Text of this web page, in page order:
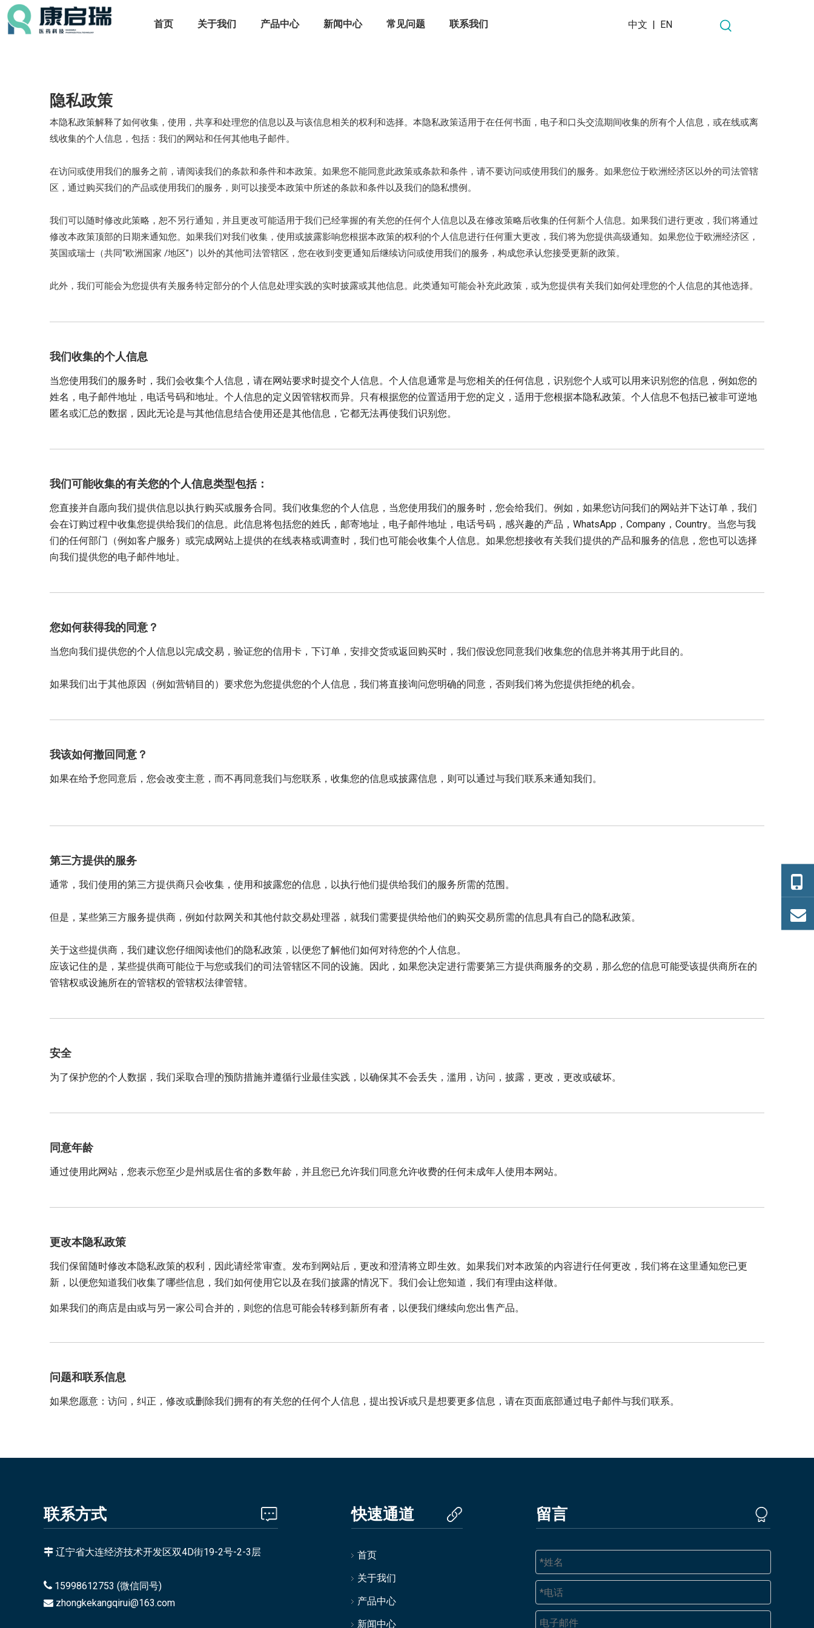
首页 关于我们 产品中心 新闻中心 常见问题 联系我们 中文 | EN
隐私政策
本隐私政策解释了如何收集，使用，共享和处理您的信息以及与该信息相关的权利和选择。本隐私政策适用于在任何书面，电子和口头交流期间收集的所有个人信息，或在线或离
线收集的个人信息，包括：我们的网站和任何其他电子邮件。
在访问或使用我们的服务之前，请阅读我们的条款和条件和本政策。如果您不能同意此政策或条款和条件，请不要访问或使用我们的服务。如果您位于欧洲经济区以外的司法管辖
区，通过购买我们的产品或使用我们的服务，则可以接受本政策中所述的条款和条件以及我们的隐私惯例。
我们可以随时修改此策略，恕不另行通知，并且更改可能适用于我们已经掌握的有关您的任何个人信息以及在修改策略后收集的任何新个人信息。如果我们进行更改，我们将通过
修改本政策顶部的日期来通知您。如果我们对我们收集，使用或披露影响您根据本政策的权利的个人信息进行任何重大更改，我们将为您提供高级通知。如果您位于欧洲经济区，
英国或瑞士（共同“欧洲国家 /地区”）以外的其他司法管辖区，您在收到变更通知后继续访问或使用我们的服务，构成您承认您接受更新的政策。
此外，我们可能会为您提供有关服务特定部分的个人信息处理实践的实时披露或其他信息。此类通知可能会补充此政策，或为您提供有关我们如何处理您的个人信息的其他选择。
我们收集的个人信息
当您使用我们的服务时，我们会收集个人信息，请在网站要求时提交个人信息。个人信息通常是与您相关的任何信息，识别您个人或可以用来识别您的信息，例如您的
姓名，电子邮件地址，电话号码和地址。个人信息的定义因管辖权而异。只有根据您的位置适用于您的定义，适用于您根据本隐私政策。个人信息不包括已被非可逆地
匿名或汇总的数据，因此无论是与其他信息结合使用还是其他信息，它都无法再使我们识别您。
我们可能收集的有关您的个人信息类型包括：
您直接并自愿向我们提供信息以执行购买或服务合同。我们收集您的个人信息，当您使用我们的服务时，您会给我们。例如，如果您访问我们的网站并下达订单，我们
会在订购过程中收集您提供给我们的信息。此信息将包括您的姓氏，邮寄地址，电子邮件地址，电话号码，感兴趣的产品，WhatsApp，Company，Country。当您与我
们的任何部门（例如客户服务）或完成网站上提供的在线表格或调查时，我们也可能会收集个人信息。如果您想接收有关我们提供的产品和服务的信息，您也可以选择
向我们提供您的电子邮件地址。
您如何获得我的同意？
当您向我们提供您的个人信息以完成交易，验证您的信用卡，下订单，安排交货或返回购买时，我们假设您同意我们收集您的信息并将其用于此目的。
如果我们出于其他原因（例如营销目的）要求您为您提供您的个人信息，我们将直接询问您明确的同意，否则我们将为您提供拒绝的机会。
我该如何撤回同意？
如果在给予您同意后，您会改变主意，而不再同意我们与您联系，收集您的信息或披露信息，则可以通过与我们联系来通知我们。
第三方提供的服务
通常，我们使用的第三方提供商只会收集，使用和披露您的信息，以执行他们提供给我们的服务所需的范围。
但是，某些第三方服务提供商，例如付款网关和其他付款交易处理器，就我们需要提供给他们的购买交易所需的信息具有自己的隐私政策。
关于这些提供商，我们建议您仔细阅读他们的隐私政策，以便您了解他们如何对待您的个人信息。
应该记住的是，某些提供商可能位于与您或我们的司法管辖区不同的设施。因此，如果您决定进行需要第三方提供商服务的交易，那么您的信息可能受该提供商所在的
管辖权或设施所在的管辖权的管辖权法律管辖。
安全
为了保护您的个人数据，我们采取合理的预防措施并遵循行业最佳实践，以确保其不会丢失，滥用，访问，披露，更改，更改或破坏。
同意年龄
通过使用此网站，您表示您至少是州或居住省的多数年龄，并且您已允许我们同意允许收费的任何未成年人使用本网站。
更改本隐私政策
我们保留随时修改本隐私政策的权利，因此请经常审查。发布到网站后，更改和澄清将立即生效。如果我们对本政策的内容进行任何更改，我们将在这里通知您已更
新，以便您知道我们收集了哪些信息，我们如何使用它以及在我们披露的情况下。我们会让您知道，我们有理由这样做。
如果我们的商店是由或与另一家公司合并的，则您的信息可能会转移到新所有者，以便我们继续向您出售产品。
问题和联系信息
如果您愿意：访问，纠正，修改或删除我们拥有的有关您的任何个人信息，提出投诉或只是想要更多信息，请在页面底部通过电子邮件与我们联系。
联系方式
 辽宁省大连经济技术开发区双4D街19-2号-2-3层
 15998612753 (微信同号)
 zhongkekangqirui@163.com
快速通道
首页
关于我们
产品中心
新闻中心
留言